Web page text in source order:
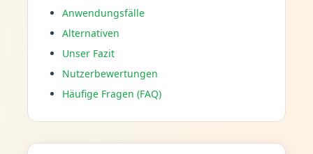
Anwendungsfälle
Alternativen
Unser Fazit
Nutzerbewertungen
Häufige Fragen (FAQ)